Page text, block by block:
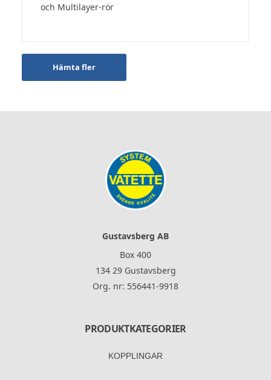
och Multilayer-rör
Hämta fler
Gustavsberg AB
Box 400
134 29 Gustavsberg
Org. nr: 556441-9918
PRODUKTKATEGORIER
KOPPLINGAR